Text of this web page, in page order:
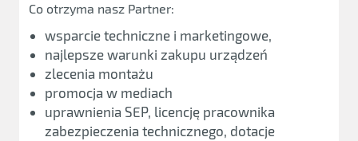
Co otrzyma nasz Partner:
wsparcie techniczne i marketingowe,
najlepsze warunki zakupu urządzeń
zlecenia montażu
promocja w mediach
uprawnienia SEP, licencję pracownika
zabezpieczenia technicznego, dotacje